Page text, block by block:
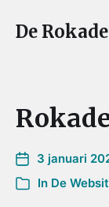
De
3 januari
In De